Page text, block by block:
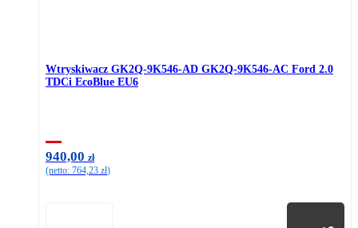
Wtryskiwacz GK2Q-9K546-AD GK2Q-9K546-AC Ford 2.0
TDCi EcoBlue EU6
940,00 zł
(netto: 764,23 zł)